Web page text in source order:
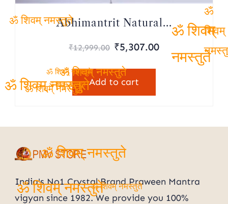
Abhimantrit Natural...
₹12,999.00 Original
was:
₹12,999.00.
₹5,307.00Current
price
Add to cart
India's No1 Crystal Brand Praween Mantra
vigyan since 1982. We provide you 100%
ॐ शिवम् नमस्तुते
ॐ शिवम् नमस्तुते
ॐ शिवम्
नमस्तुते
ॐ शिवम् नमस्तुते
ॐ शिवम् नमस्तुते
ॐ
शिवम्
ॐ शिवम् नमस्तुते
ॐ शिवम् नमस्तुते
ॐ शिवम् नमस्तुते
ॐ शिवम् नमस्तुते
ॐ शिवम् नमस्तुते